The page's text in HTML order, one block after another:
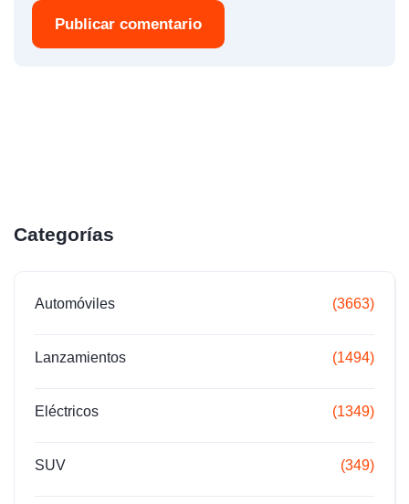
Publicar comentario
Categorías
Automóviles (3663)
Lanzamientos (1494)
Eléctricos (1349)
SUV (349)